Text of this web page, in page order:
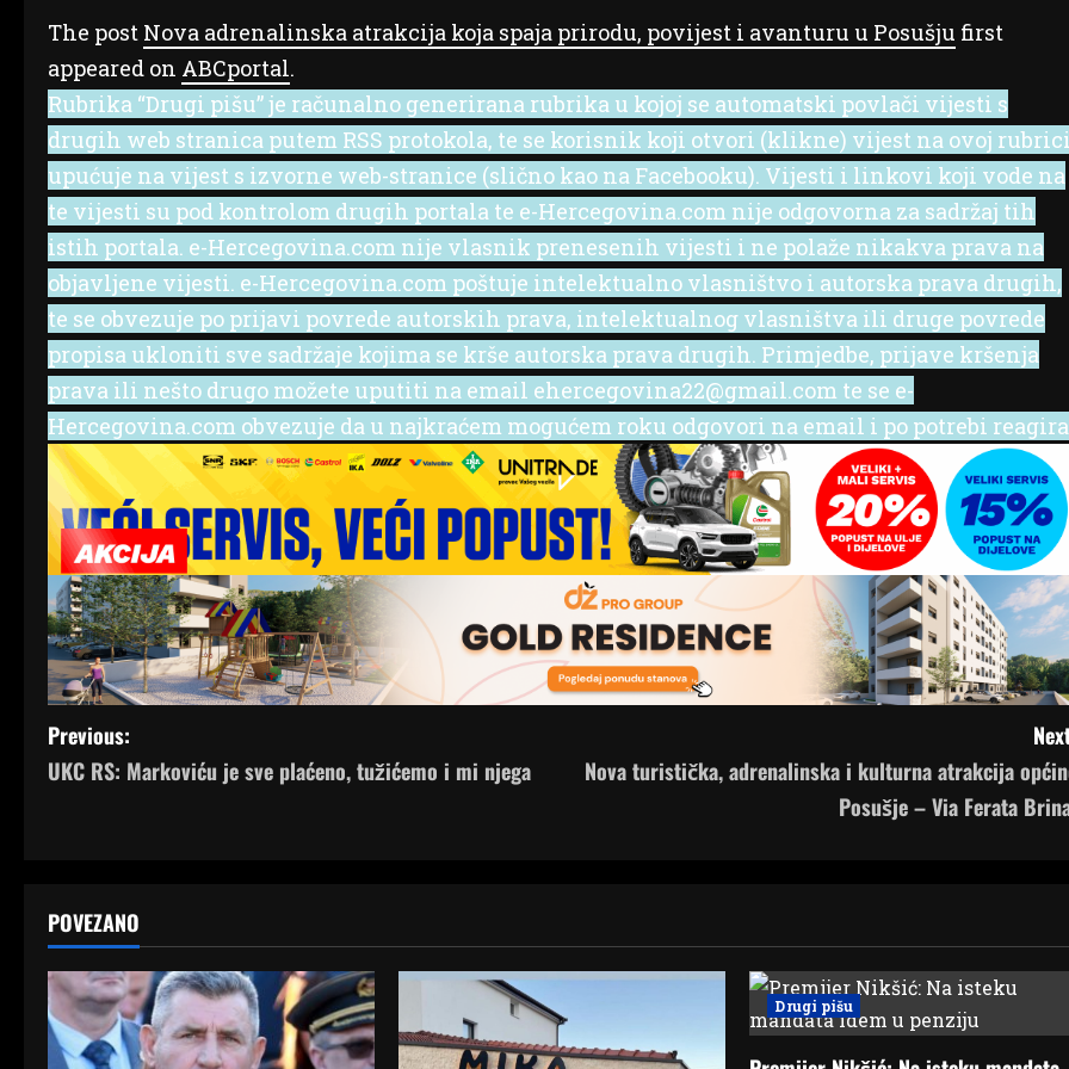
The post Nova adrenalinska atrakcija koja spaja prirodu, povijest i avanturu u Posušju first
appeared on ABCportal.
Rubrika “Drugi pišu” je računalno generirana rubrika u kojoj se automatski povlači vijesti s
drugih web stranica putem RSS protokola, te se korisnik koji otvori (klikne) vijest na ovoj
upućuje na vijest s izvorne web-stranice (slično kao na Facebooku). Vijesti i linkovi koji vode na
te vijesti su pod kontrolom drugih portala te e-Hercegovina.com nije odgovorna za sadržaj tih
istih portala. e-Hercegovina.com nije vlasnik prenesenih vijesti i ne polaže nikakva prava na
objavljene vijesti. e-Hercegovina.com poštuje intelektualno vlasništvo i autorska prava drugih,
te se obvezuje po prijavi povrede autorskih prava, intelektualnog vlasništva ili druge povrede
propisa ukloniti sve sadržaje kojima se krše autorska prava drugih. Primjedbe, prijave kršenja
prava ili nešto drugo možete uputiti na email ehercegovina22@gmail.com te se e-
Hercegovina.com obvezuje da u najkraćem mogućem roku odgovori na email i po potrebi
P
o
n
a
v
Previous:
UKC RS: Markoviću je sve plaćeno, tužićemo i mi njega
Nova turistička, adrenalinska i kulturna atrakcija
Posušje – Via Ferata
POVEZANO
Drugi pišu